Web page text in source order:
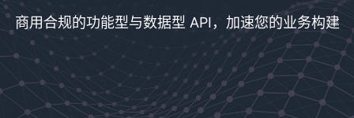
商用合规的功能型与数据型 API，加速您的业务构建